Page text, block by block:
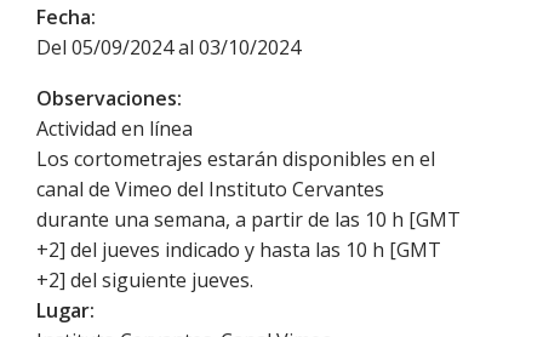
Fecha:
Del 05/09/2024 al 03/10/2024
Observaciones:
Actividad en línea
Los cortometrajes estarán disponibles en el
canal de Vimeo del Instituto Cervantes
durante una semana, a partir de las 10 h [GMT
+2] del jueves indicado y hasta las 10 h [GMT
+2] del siguiente jueves.
Lugar: